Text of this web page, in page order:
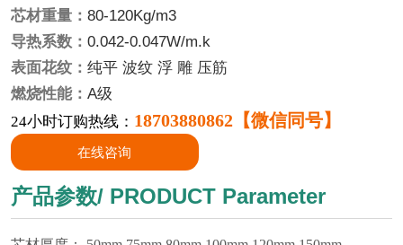
芯材重量： 80-120Kg/m3
导热系数： 0.042-0.047W/m.k
表面花纹： 纯平 波纹 浮 雕 压筋
燃烧性能： A级
24小时订购热线： 18703880862【微信同号】
在线咨询
产品参数/ PRODUCT Parameter